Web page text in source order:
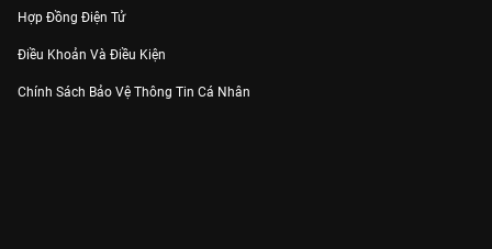
Hợp Đồng Điện Tử
Điều Khoản Và Điều Kiện
Chính Sách Bảo Vệ Thông Tin Cá Nhân